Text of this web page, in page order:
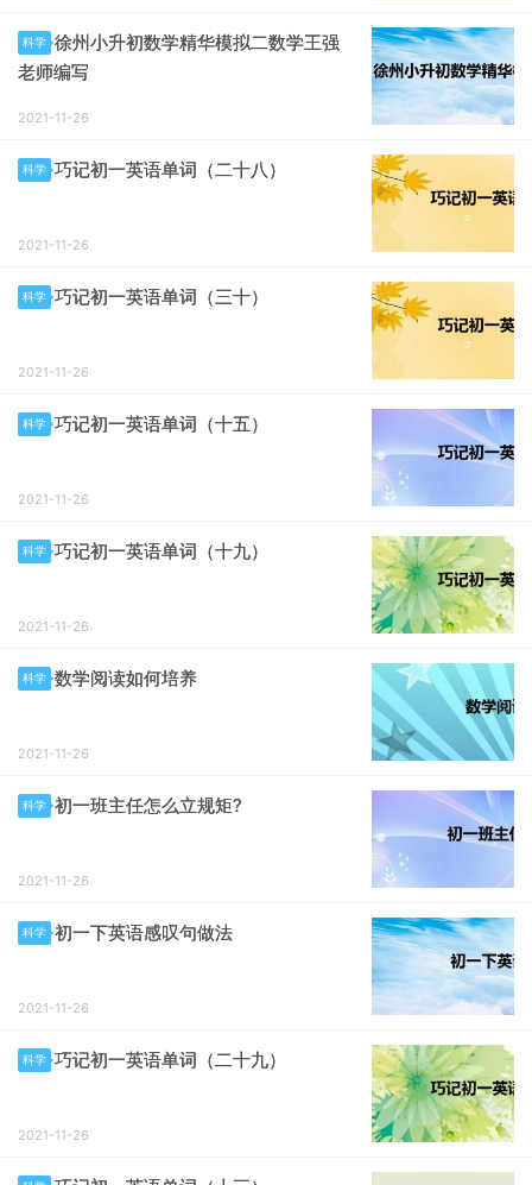
科学 徐州小升初数学精华模拟二数学王强
老师编写
2021-11-26
科学 巧记初一英语单词（二十八）
2021-11-26
科学 巧记初一英语单词（三十）
2021-11-26
科学 巧记初一英语单词（十五）
2021-11-26
科学 巧记初一英语单词（十九）
2021-11-26
科学 数学阅读如何培养
2021-11-26
科学 初一班主任怎么立规矩?
2021-11-26
科学 初一下英语感叹句做法
2021-11-26
科学 巧记初一英语单词（二十九）
2021-11-26